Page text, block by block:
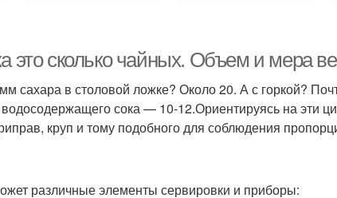
это сколько чайных. Объем и мера
сахара в столовой ложке? Около 20. А с горкой?
сока — 10-12.Ориентируясь на эти
круп и тому подобного для соблюдения
различные элементы сервировки и приборы: